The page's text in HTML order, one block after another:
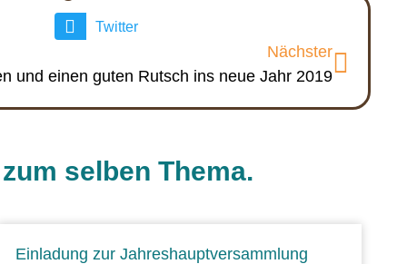
Twitter
Nächster
und einen guten Rutsch ins neue Jahr 2019
selben Thema.
Einladung zur Jahreshauptversammlung